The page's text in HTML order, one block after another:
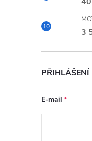
3
PŘIHLÁŠENÍ
E-mail